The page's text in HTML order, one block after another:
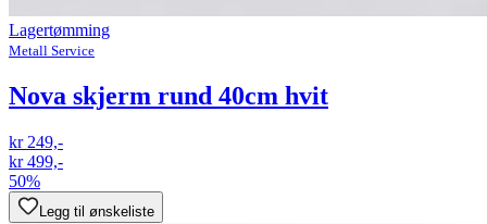
Lagertømming
Metall Service
Nova skjerm rund 40cm hvit
kr 249,-
kr 499,-
50%
Legg til ønskeliste